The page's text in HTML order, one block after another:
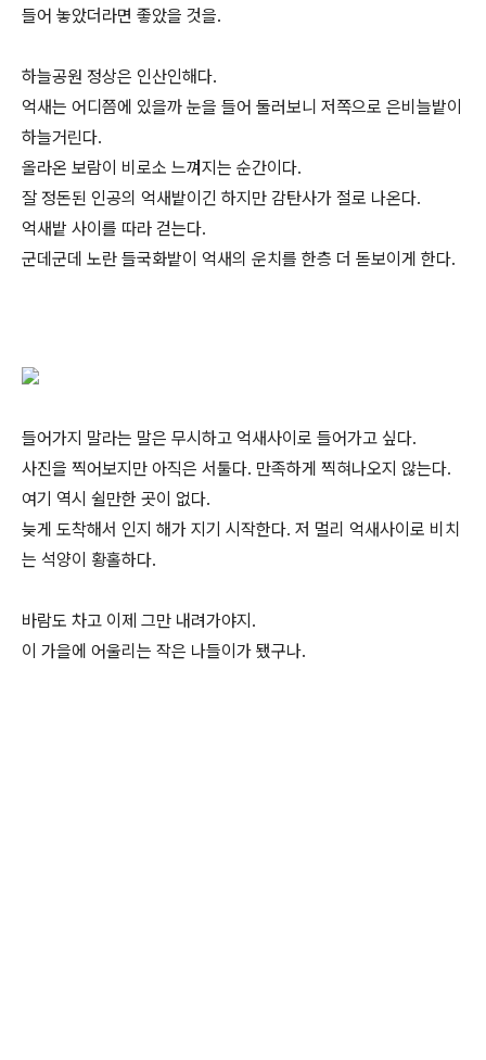
들어 놓았더라면 좋았을 것을.
하늘공원 정상은 인산인해다.
억새는 어디쯤에 있을까 눈을 들어 둘러보니 저쪽으로 은비늘밭이
하늘거린다.
올라온 보람이 비로소 느껴지는 순간이다.
잘 정돈된 인공의 억새밭이긴 하지만 감탄사가 절로 나온다.
억새밭 사이를 따라 걷는다.
군데군데 노란 들국화밭이 억새의 운치를 한층 더 돋보이게 한다.
들어가지 말라는 말은 무시하고 억새사이로 들어가고 싶다.
사진을 찍어보지만 아직은 서툴다. 만족하게 찍혀나오지 않는다.
여기 역시 쉴만한 곳이 없다.
늦게 도착해서 인지 해가 지기 시작한다. 저 멀리 억새사이로 비치
는 석양이 황홀하다.
바람도 차고 이제 그만 내려가야지.
이 가을에 어울리는 작은 나들이가 됐구나.